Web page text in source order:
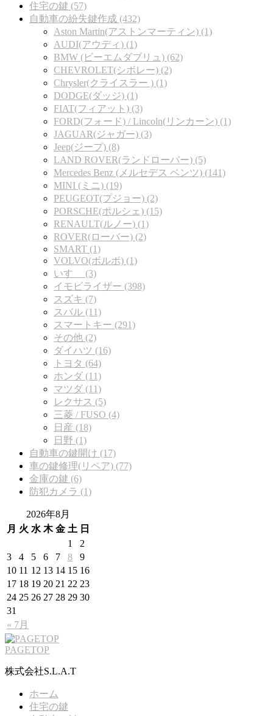
住宅の鍵 (57)
自動車の紛失鍵作成 (432)
Aston Martin(アストンマーティン) (1)
AUDI(アウディ) (1)
BMW (ビーエムダブリュ) (62)
CHEVROLET(シボレー) (2)
Chrysler(クライスラー ) (1)
DODGE(ダッジ) (1)
FIAT(フィアット) (3)
FORD(フォード) / Lincoln(リンカーン) (1)
JAGUAR(ジャガー) (3)
Jeep(ジープ) (8)
LAND ROVER(ランドローバー) (5)
Mercedes Benz (メルセデス ベンツ) (141)
MINI (ミニ) (19)
PEUGEOT(プジョー) (2)
PORSCHE(ポルシェ) (15)
RENAULT(ルノー) (1)
ROVER(ローバー) (2)
SMART (1)
VOLVO(ボルボ) (1)
いすゞ (3)
イモビライザー (398)
スズキ (7)
スバル (11)
スマートキー (291)
その他 (2)
ダイハツ (16)
トヨタ (64)
ホンダ (11)
マツダ (11)
レクサス (5)
三菱 / FUSO (4)
日産 (18)
日野 (1)
自動車の鍵開け (17)
車の鍵修理(リペア) (77)
金庫の鍵 (6)
防犯カメラ (1)
2026年8月
月 火 水 木 金 土 日
« 7月
1
2
3
4 5 6 7 8
9
10 11 12 13 14 15 16
17 18 19 20 21 22 23
24 25 26 27 28 29 30
31
PAGETOP
株式会社S.L.A.T
ホーム
住宅の鍵